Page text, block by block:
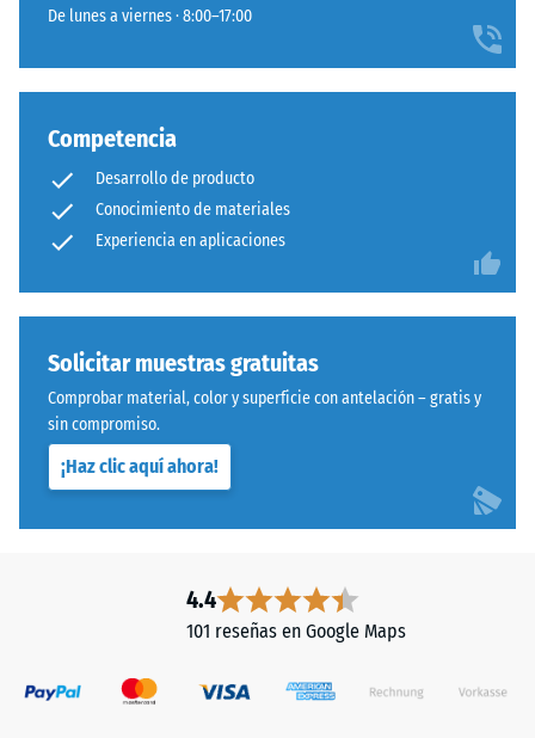
De lunes a viernes · 8:00–17:00
Competencia
Desarrollo de producto
Conocimiento de materiales
Experiencia en aplicaciones
Solicitar muestras gratuitas
Comprobar material, color y superficie con antelación – gratis y
sin compromiso.
¡Haz clic aquí ahora!
4.4
101 reseñas en Google Maps